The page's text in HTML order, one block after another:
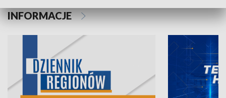
INFORMACJE